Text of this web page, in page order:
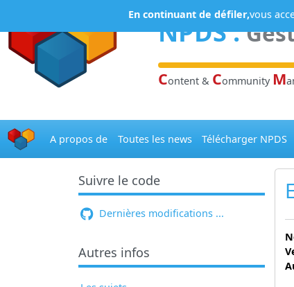
NPDS:
Content & Community M
A propos de Toutes les news Télécharger NPDS
Suivre le code
Dernières modifications ...
Autres infos
En continuant de défiler,vous